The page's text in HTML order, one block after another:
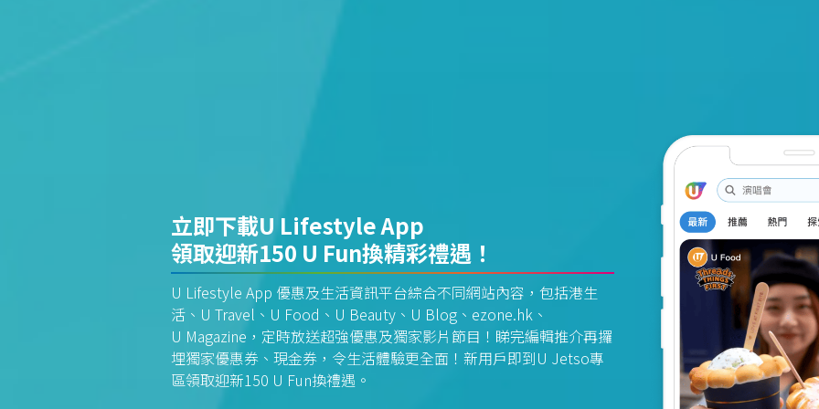
立即下載U Lifestyle App
領取迎新150 U Fun換精彩禮遇！
U Lifestyle App 優惠及生活資訊平台綜合不同網站內容，包括港生
活、U Travel、U Food、U Beauty、U Blog、ezone.hk、
U Magazine，定時放送超強優惠及獨家影片節目！睇完編輯推介再攞
埋獨家優惠券、現金券，令生活體驗更全面！新用戶即到U Jetso專
區領取迎新150 U Fun換禮遇。